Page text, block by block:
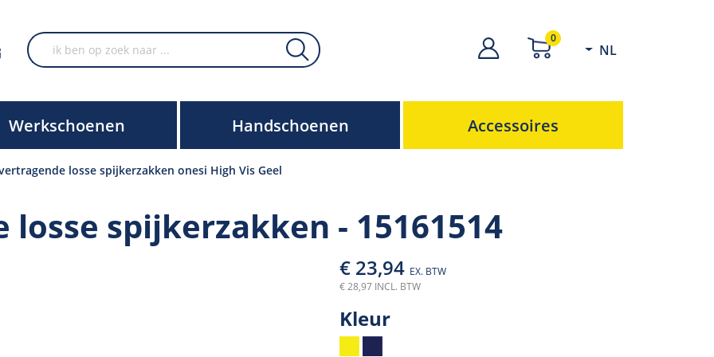
0
NL
Werkschoenen Handschoenen Accessoires
losse spijkerzakken onesi High Vis Geel
spijkerzakken - 15161514
€ 23,94 EX. BTW
€ 28,97 INCL. BTW
Kleur